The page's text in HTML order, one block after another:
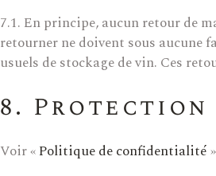
7.1. En principe, aucun retour de
retourner ne doivent sous aucune
usuels de stockage de vin. Ces
8. Protection
Voir «Politique de confidentialité»